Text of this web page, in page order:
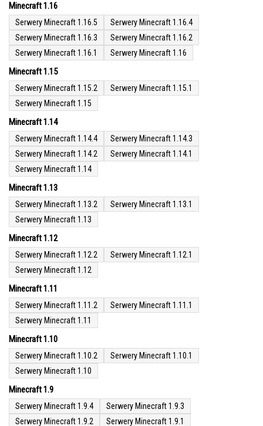
Minecraft 1.16
Serwery Minecraft 1.16.5
Serwery Minecraft 1.16.4
Serwery Minecraft 1.16.3
Serwery Minecraft 1.16.2
Serwery Minecraft 1.16.1
Serwery Minecraft 1.16
Minecraft 1.15
Serwery Minecraft 1.15.2
Serwery Minecraft 1.15.1
Serwery Minecraft 1.15
Minecraft 1.14
Serwery Minecraft 1.14.4
Serwery Minecraft 1.14.3
Serwery Minecraft 1.14.2
Serwery Minecraft 1.14.1
Serwery Minecraft 1.14
Minecraft 1.13
Serwery Minecraft 1.13.2
Serwery Minecraft 1.13.1
Serwery Minecraft 1.13
Minecraft 1.12
Serwery Minecraft 1.12.2
Serwery Minecraft 1.12.1
Serwery Minecraft 1.12
Minecraft 1.11
Serwery Minecraft 1.11.2
Serwery Minecraft 1.11.1
Serwery Minecraft 1.11
Minecraft 1.10
Serwery Minecraft 1.10.2
Serwery Minecraft 1.10.1
Serwery Minecraft 1.10
Minecraft 1.9
Serwery Minecraft 1.9.4
Serwery Minecraft 1.9.3
Serwery Minecraft 1.9.2
Serwery Minecraft 1.9.1